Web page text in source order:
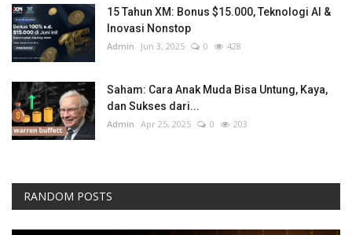
15 Tahun XM: Bonus $15.000, Teknologi AI &
Inovasi Nonstop
Admin Jun 3, 2025 0 428
Saham: Cara Anak Muda Bisa Untung, Kaya,
dan Sukses dari...
Admin Apr 25, 2025 0 203
RANDOM POSTS